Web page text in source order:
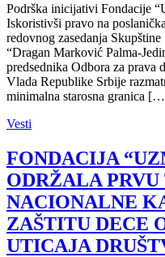
Podrška inicijativi Fondacije
Iskoristivši pravo na
redovnog zasedanja
“Dragan Marković Palma-
predsednika Odbora za prava
Vlada Republike Srbije
minimalna starosna granica
Vesti
FONDACIJA
ODRŽALA
NACIONALNE
ZAŠTITU DECE
UTICAJA